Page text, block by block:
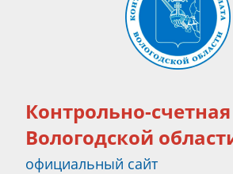
Контрольно-
Вологодской
официальный сайт